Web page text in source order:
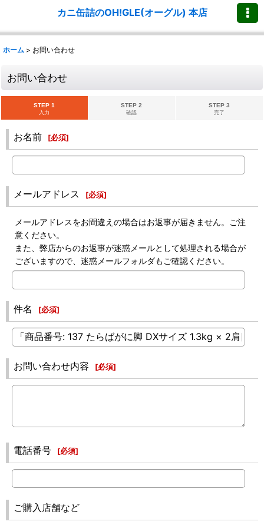
カニ缶詰のOH!GLE(オーグル) 本店
ホーム > お問い合わせ
お問い合わせ
STEP 1
入力
STEP 2
確認
STEP 3
完了
お名前 [必須]
メールアドレス [必須]
メールアドレスをお間違えの場合はお返事が届きません。ご注
意ください。
また、弊店からのお返事が迷惑メールとして処理される場合が
ございますので、迷惑メールフォルダもご確認ください。
件名 [必須]
お問い合わせ内容 [必須]
電話番号 [必須]
ご購入店舗など